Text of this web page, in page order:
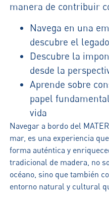
manera de contribuir
Navega en una
descubre el
Descubre la
desde la
Aprende sobre
papel
vida
Navegar a bordo del
mar, es una experiencia
forma auténtica y
tradicional de madera, no
océano, sino que también
entorno natural y cultural